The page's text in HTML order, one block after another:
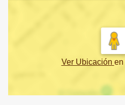
Ver Ubicación en